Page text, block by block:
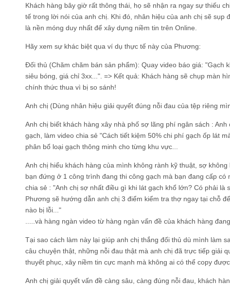
Khách hàng bây giờ rất thông thái, họ sẽ nhận ra ngay sự thiếu
tế trong lời nói của anh chị. Khi đó, nhân hiệu của anh chị sẽ sụp
là nền móng duy nhất để xây dựng niềm tin trên Online.
Hãy xem sự khác biệt qua ví dụ thực tế này của Phương:
Đối thủ (Chăm chăm bán sản phẩm): Quay video báo giá: "Gạch
siêu bóng, giá chỉ 3xx...". => Kết quả: Khách hàng sẽ chụp màn
chính thức thua vì bị so sánh!
Anh chị (Dùng nhân hiệu giải quyết đúng nỗi đau của tệp riêng
Anh chị biết khách hàng xây nhà phố sợ lãng phí ngân sách :
gạch, làm video chia sẻ "Cách tiết kiệm 50% chi phí gạch ốp lát
phân bổ loại gạch thông minh cho từng khu vực...
Anh chị hiểu khách hàng của mình không rành kỹ thuật, sợ
bạn đứng ở 1 công trình đang thi công gạch mà bạn đang cấp có
chia sẻ : "Anh chị sợ nhất điều gì khi lát gạch khổ lớn? Có phải là
Phương sẽ hướng dẫn anh chị 3 điểm kiểm tra thợ ngay tại chỗ
nào bị lỗi..."
.....và hàng ngàn video từ hàng ngàn vấn đề của khách hàng
Tại sao cách làm này lại giúp anh chị thắng đối thủ dù mình làm
câu chuyện thật, những nỗi đau thật mà anh chị đã trực tiếp giải
thuyết phục, xây niềm tin cực mạnh mà không ai có thể copy được.
Anh chị giải quyết vấn đề càng sâu, càng đúng nỗi đau, khách